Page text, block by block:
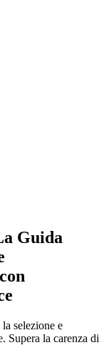
Guida
selezione e
Supera la carenza di